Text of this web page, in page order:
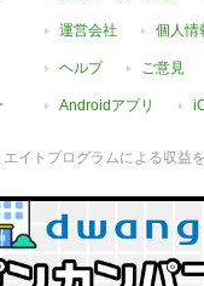
運営会社 個人情
ヘルプ ご意見
Androidアプリ
イトプログラムによる収益